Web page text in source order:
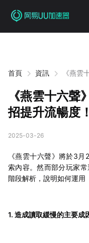
首頁 資訊
《燕雲
《燕雲十六
招提升流暢度！
2025-03-26
《燕雲十六聲》將於3
索內容。然而部分玩家
階段解析，說明如何運用
1. 造成讀取緩慢的主要成